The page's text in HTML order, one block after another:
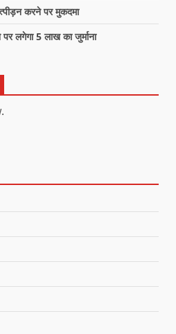
करने पर मुकदमा
लगेगा 5 लाख का जुर्माना